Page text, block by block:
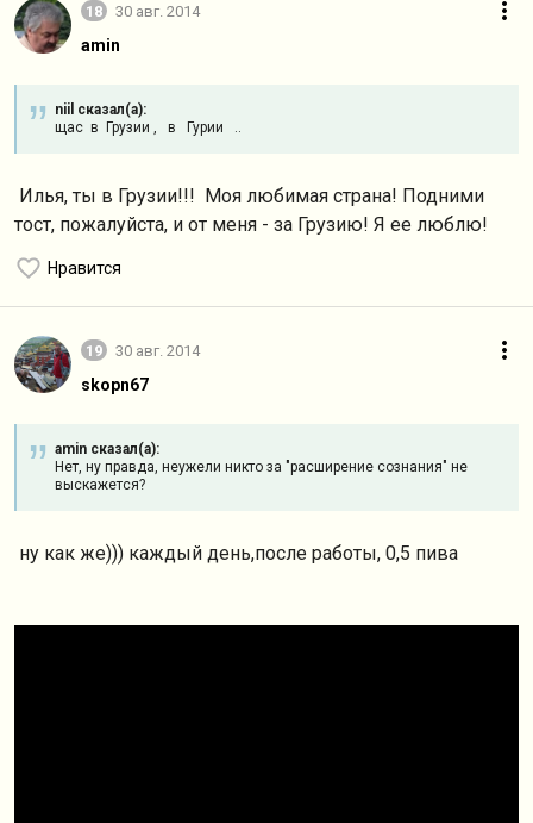
18 30 авг. 2014
amin
niil сказал(а):
щас в Грузии , в Гурии ..
Илья, ты в Грузии!!! Моя любимая страна! Подними
тост, пожалуйста, и от меня - за Грузию! Я ее люблю!
Нравится
19 30 авг. 2014
skopn67
amin сказал(а):
Нет, ну правда, неужели никто за "расширение сознания" не
выскажется?
ну как же))) каждый день,после работы, 0,5 пива